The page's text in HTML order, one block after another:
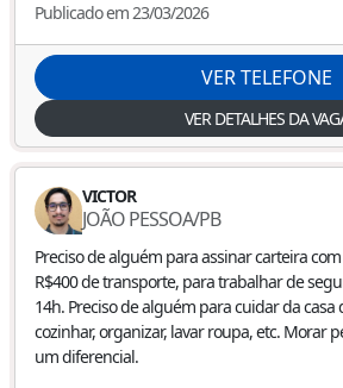
Publicado em 23/03/2026
VER TELEFONE
VER DETALHES DA
VICTOR
JOÃO PESSOA/PB
Preciso de alguém para assinar carteira
R$400 de transporte, para trabalhar de
14h. Preciso de alguém para cuidar da
cozinhar, organizar, lavar roupa, etc. Morar
um diferencial.